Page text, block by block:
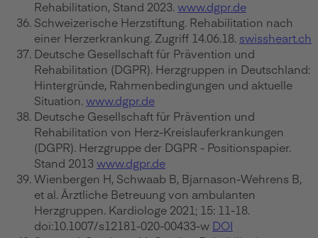
Rehabilitation, Stand 2023. www.dgpr.de
Schweizerische Herzstiftung. Rehabilitation nach
einer Herzerkrankung. Zugriff 14.06.18. swissheart.ch
Deutsche Gesellschaft für Prävention und
Rehabilitation (DGPR). Herzgruppen in Deutschland:
Hintergründe, Rahmenbedingungen und aktuelle
Situation. www.dgpr.de
Deutsche Gesellschaft für Prävention und
Rehabilitation von Herz-Kreislauferkrankungen
(DGPR). Herzgruppe der DGPR - Positionspapier.
Stand 2013www.dgpr.de
Wienbergen H, Schwaab B, Bjarnason-Wehrens B,
et al. Ärztliche Betreuung von ambulanten
Herzgruppen. Kardiologe 2021; 15: 11-18.
doi:10.1007/s12181-020-00433-w DOI